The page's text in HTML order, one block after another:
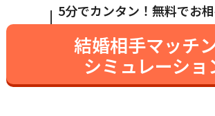
5分でカンタン！無料でお
結婚相手マッチ
シミュレーショ